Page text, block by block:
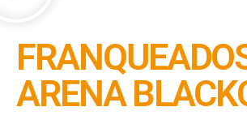
ARENA